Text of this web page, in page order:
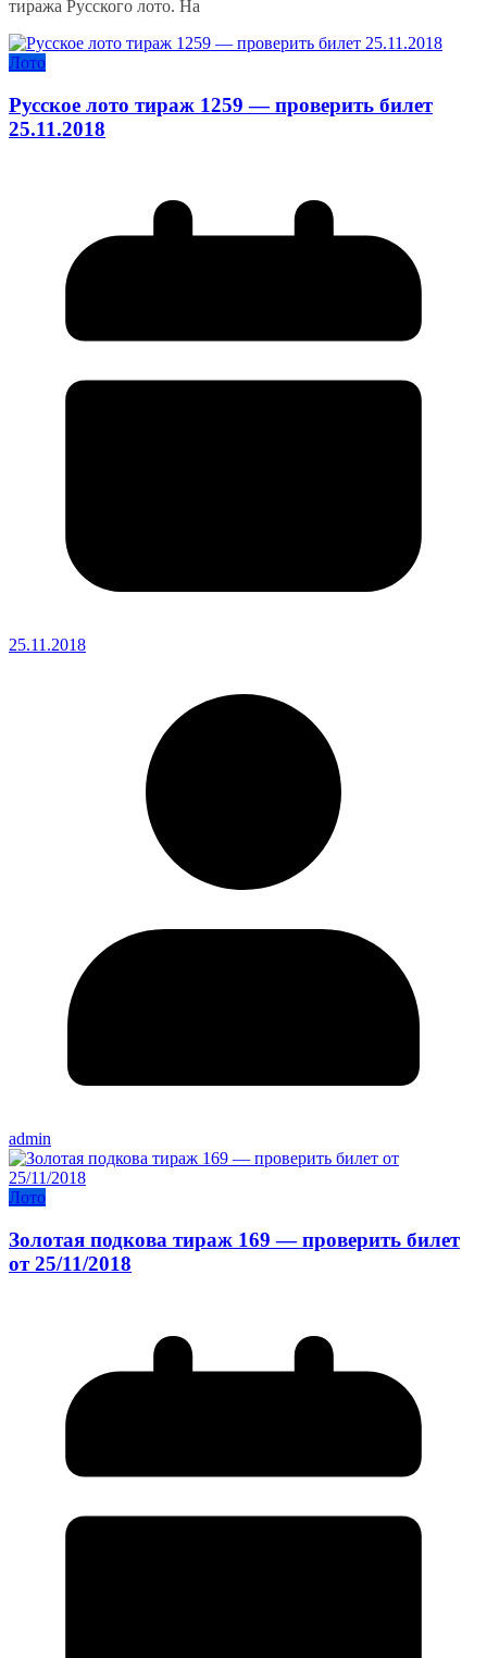
тиража Русского лото. На
Лото
Русское лото тираж 1259 — проверить билет
25.11.2018
25.11.2018
admin
Лото
Золотая подкова тираж 169 — проверить билет
от 25/11/2018